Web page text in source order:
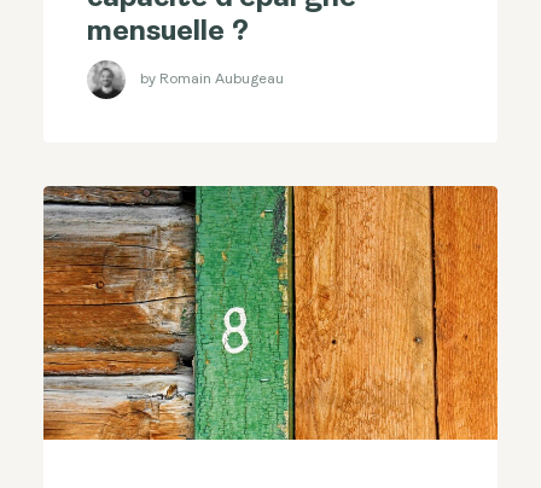
mensuelle ?
by Romain Aubugeau